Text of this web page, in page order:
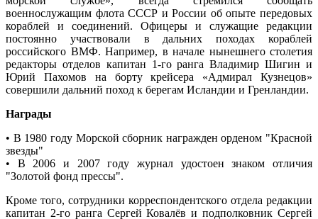
военнослужащим флота СССР и России об опыте передовых
кораблей и соединений. Офицеры и служащие редакции
постоянно участвовали в дальних походах кораблей
российского ВМФ. Например, в начале нынешнего столетия
редакторы отделов капитан 1-го ранга Владимир Шигин и
Юрий Пахомов на борту крейсера «Адмирал Кузнецов»
совершили дальний поход к берегам Исландии и Гренландии.
Награды
• В 1980 году Морской сборник награжден орденом "Красной
звезды"
• В 2006 и 2007 году журнал удостоен знаком отличия
"Золотой фонд прессы".
Кроме того, сотрудники корреспондентского отдела редакции
капитан 2-го ранга Сергей Ковалёв и подполковник Сергей